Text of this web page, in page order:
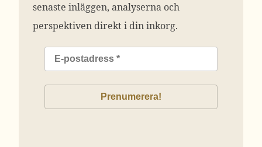
senaste inläggen, analyserna och
perspektiven direkt i din inkorg.